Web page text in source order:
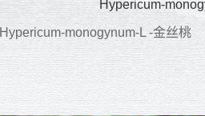
Hypericum-
Hypericum-monogynum-L -金丝桃